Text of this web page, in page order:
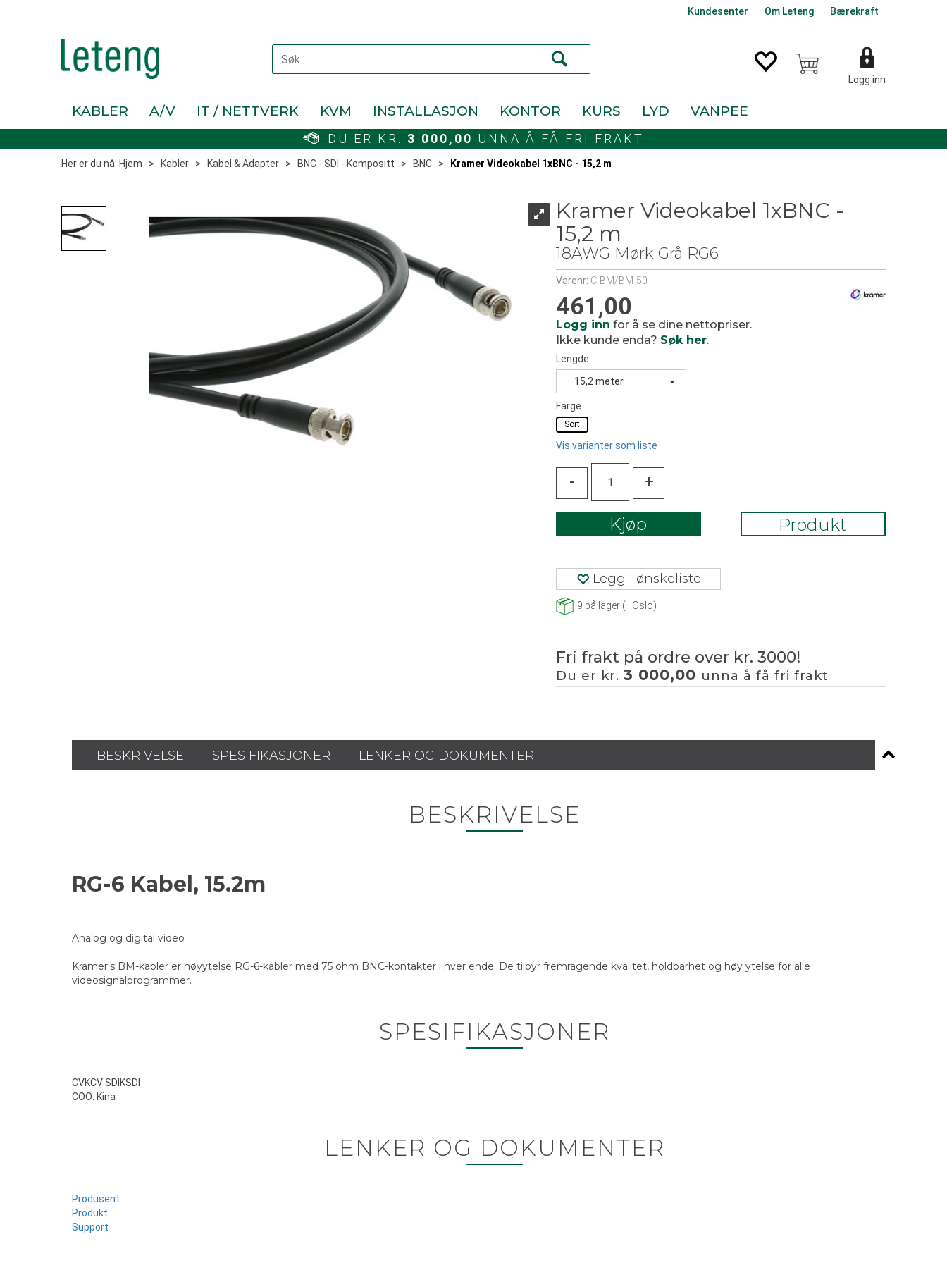
Kundesenter Om Leteng Bærekraft
Logg inn
KABLER A/V IT / NETTVERK KVM INSTALLASJON KONTOR KURS LYD VANPEE
DU ER KR. 3 000,00 UNNA Å FÅ FRI FRAKT
Her er du nå: Hjem > Kabler > Kabel & Adapter > BNC - SDI - Kompositt > BNC > Kramer Videokabel 1xBNC - 15,2 m
Kramer Videokabel 1xBNC -
15,2 m
18AWG Mørk Grå RG6
Varenr: C-BM/BM-50
461,00
Logg inn for å se dine nettopriser.
Ikke kunde enda? Søk her.
Lengde
15,2 meter
Farge
Sort
Vis varianter som liste
- +
Kjøp Produkt
Legg i ønskeliste
9 på lager ( i Oslo)
Fri frakt på ordre over kr. 3000!
Du er kr. 3 000,00 unna å få fri frakt
BESKRIVELSE SPESIFIKASJONER LENKER OG DOKUMENTER
BESKRIVELSE
RG-6 Kabel, 15.2m
Analog og digital video
Kramer's BM-kabler er høyytelse RG-6-kabler med 75 ohm BNC-kontakter i hver ende. De tilbyr fremragende kvalitet, holdbarhet og høy ytelse for alle
videosignalprogrammer.
SPESIFIKASJONER
CVKCV SDIKSDI
COO: Kina
LENKER OG DOKUMENTER
Produsent
Produkt
Support